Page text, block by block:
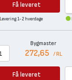
Få leveret
Levering 1-2 hverdage
Bygmaster
272,65 / RL
Få leveret